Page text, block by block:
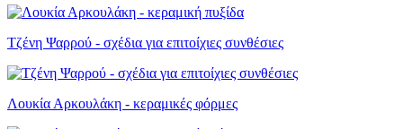
Τζένη Ψαρρού - σχέδια για επιτοίχιες συνθέσιες
Λουκία Αρκουλάκη - κεραμικές φόρμες